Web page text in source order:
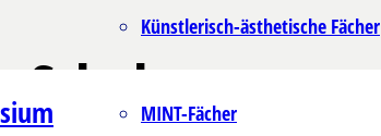
Künstlerisch-ästhetische Fächer
MINT-Fächer